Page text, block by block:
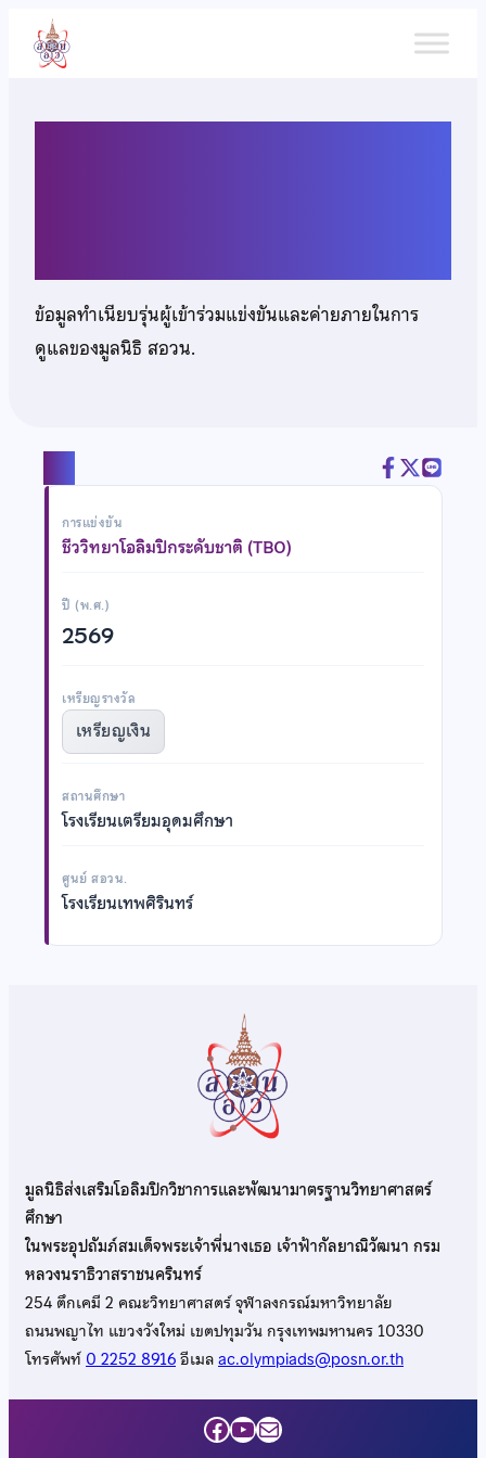
เนื้อหา
ข้อมูลทำเนียบรุ่นผู้เข้าร่วมแข่งขันและค่ายภายในการ
ดูแลของมูลนิธิ สอวน.
การแข่งขัน
ชีววิทยาโอลิมปิกระดับชาติ (TBO)
ปี (พ.ศ.)
2569
เหรียญรางวัล
เหรียญเงิน
สถานศึกษา
โรงเรียนเตรียมอุดมศึกษา
ศูนย์ สอวน.
โรงเรียนเทพศิรินทร์
มูลนิธิส่งเสริมโอลิมปิกวิชาการและพัฒนามาตรฐานวิทยาศาสตร์
ศึกษา
ในพระอุปถัมภ์สมเด็จพระเจ้าพี่นางเธอ เจ้าฟ้ากัลยาณิวัฒนา กรม
หลวงนราธิวาสราชนครินทร์
254 ตึกเคมี 2 คณะวิทยาศาสตร์ จุฬาลงกรณ์มหาวิทยาลัย
ถนนพญาไท แขวงวังใหม่ เขตปทุมวัน กรุงเทพมหานคร 10330
โทรศัพท์0 2252 8916อีเมลac.olympiads@posn.or.th
Facebook
YouTube
Mail